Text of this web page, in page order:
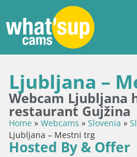
Ljubljana –
Webcam Ljubljana
restaurant Gujžina
Home » Webcams » Slovenia »
Ljubljana – Mestni trg
Hosted By & Offer